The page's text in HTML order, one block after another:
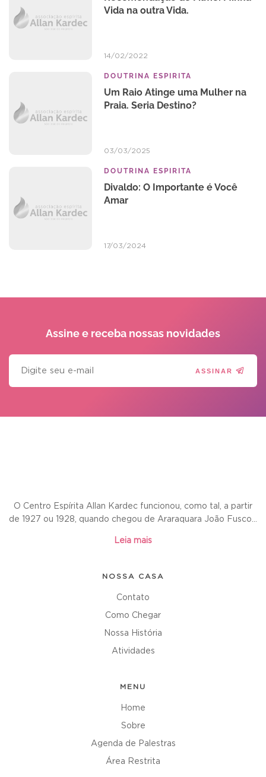
Vida na outra Vida.
14/02/2022
DOUTRINA ESPIRITA
Um Raio Atinge uma Mulher na
Praia. Seria Destino?
03/03/2025
DOUTRINA ESPIRITA
Divaldo: O Importante é Você
Amar
17/03/2024
Assine e receba nossas novidades
ASSINAR
O Centro Espírita Allan Kardec funcionou, como tal, a partir
de 1927 ou 1928, quando chegou de Araraquara João Fusco...
Leia mais
NOSSA CASA
Contato
Como Chegar
Nossa História
Atividades
MENU
Home
Sobre
Agenda de Palestras
Área Restrita